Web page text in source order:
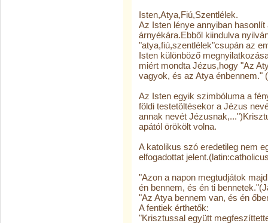
Isten,Atya,Fiú,Szentlélek.
Az Isten lénye annyiban
árnyékára.Ebből kiindulva
"atya,fiú,szentlélek"csupán az
Isten különböző
miért mondta Jézus,hogy "Az
vagyok, és az Atya énbennem."
Az Isten egyik szimbóluma a
földi testetöltésekor a Jézus
annak nevét
apától örökölt volna.
A katolikus szó eredetileg nem
elfogadottat
"Azon a napon megtudjátok
én bennem, és én ti
"Az Atya bennem van, és én
A fentiek érthetők:
"Krisztussal együtt